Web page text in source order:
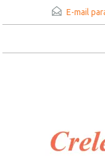
E-mail